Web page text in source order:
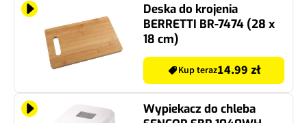
Deska do krojenia
BERRETTI BR-7474 (28 x
18 cm)
Kup teraz14.99 zł
Wypiekacz do chleba